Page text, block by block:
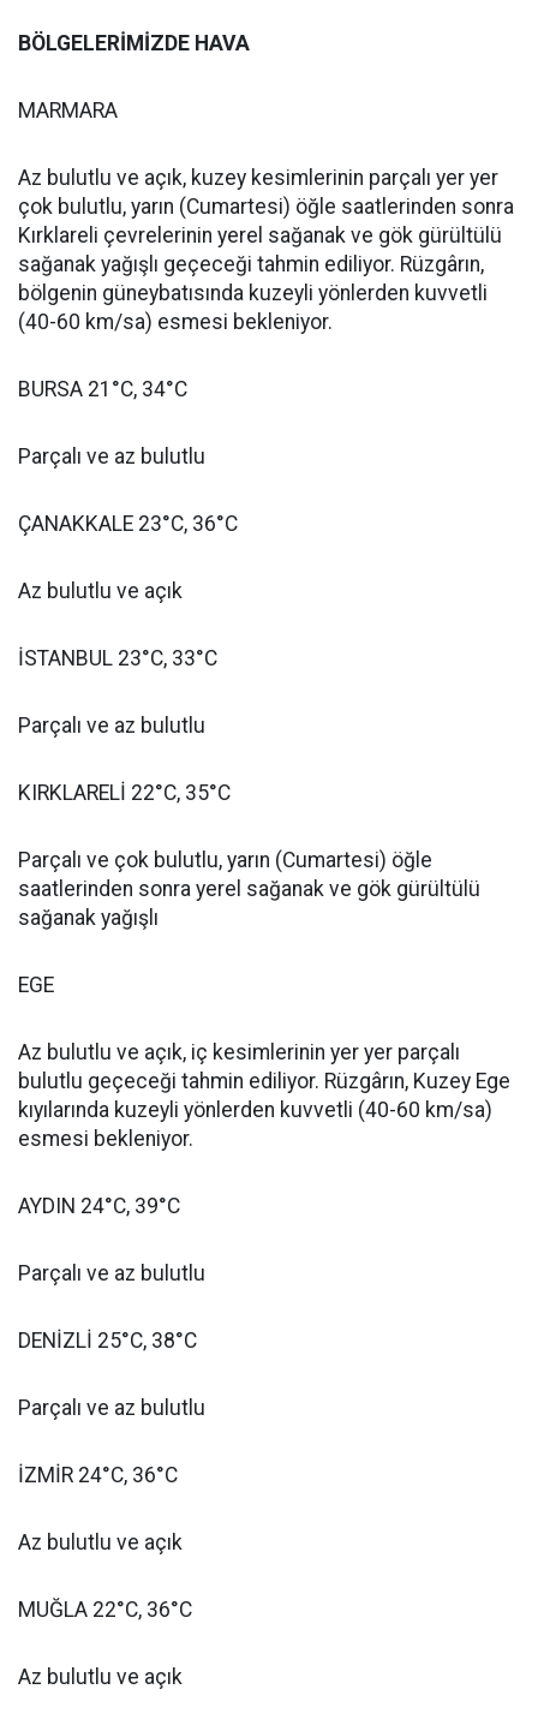
BÖLGELERİMİZDE HAVA
MARMARA
Az bulutlu ve açık, kuzey kesimlerinin parçalı yer yer
çok bulutlu, yarın (Cumartesi) öğle saatlerinden sonra
Kırklareli çevrelerinin yerel sağanak ve gök gürültülü
sağanak yağışlı geçeceği tahmin ediliyor. Rüzgârın,
bölgenin güneybatısında kuzeyli yönlerden kuvvetli
(40-60 km/sa) esmesi bekleniyor.
BURSA 21°C, 34°C
Parçalı ve az bulutlu
ÇANAKKALE 23°C, 36°C
Az bulutlu ve açık
İSTANBUL 23°C, 33°C
Parçalı ve az bulutlu
KIRKLARELİ 22°C, 35°C
Parçalı ve çok bulutlu, yarın (Cumartesi) öğle
saatlerinden sonra yerel sağanak ve gök gürültülü
sağanak yağışlı
EGE
Az bulutlu ve açık, iç kesimlerinin yer yer parçalı
bulutlu geçeceği tahmin ediliyor. Rüzgârın, Kuzey Ege
kıyılarında kuzeyli yönlerden kuvvetli (40-60 km/sa)
esmesi bekleniyor.
AYDIN 24°C, 39°C
Parçalı ve az bulutlu
DENİZLİ 25°C, 38°C
Parçalı ve az bulutlu
İZMİR 24°C, 36°C
Az bulutlu ve açık
MUĞLA 22°C, 36°C
Az bulutlu ve açık